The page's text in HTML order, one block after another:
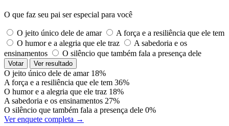
O que faz seu pai ser especial para você
O jeito único dele de amar
A força e a resiliência que ele tem
O humor e a alegria que ele traz
A sabedoria e os
ensinamentos
O silêncio que também fala a presença dele
Votar Ver resultado
O jeito único dele de amar 18%
A força e a resiliência que ele tem 36%
O humor e a alegria que ele traz 18%
A sabedoria e os ensinamentos 27%
O silêncio que também fala a presença dele 0%
Ver enquete completa →